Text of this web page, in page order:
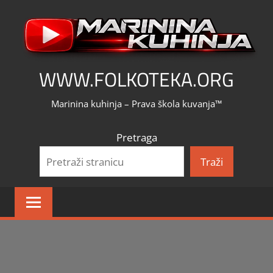
content
WWW.FOLKOTEKA.ORG
Marinina kuhinja – Prava škola kuvanja™
Pretraga
Traži